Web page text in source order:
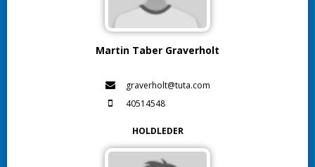
Martin Taber Graverholt
graverholt@tuta.com
40514548
HOLDLEDER